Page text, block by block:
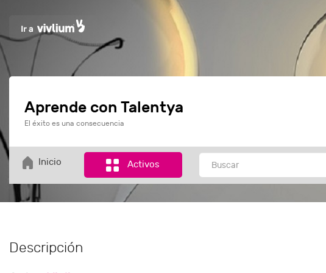
Aprende con Talentya
El éxito es una consecuencia
Inicio Activos
Descripción